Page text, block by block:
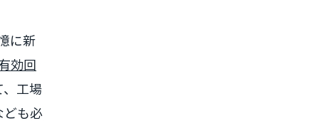
に新
効回
工場
ども必